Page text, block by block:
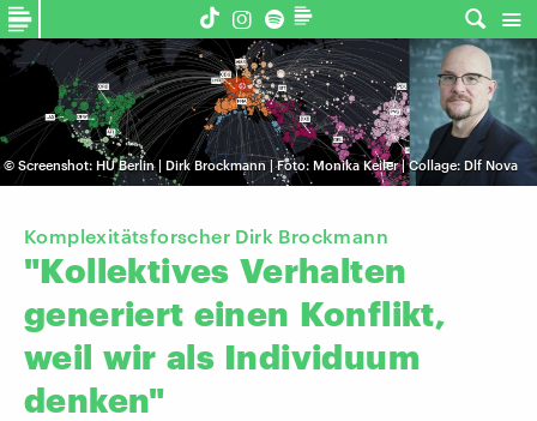
© Screenshot: HU Berlin | Dirk Brockmann | Foto: Monika Keiler | Collage: Dlf Nova
Komplexitätsforscher Dirk Brockmann
"Kollektives Verhalten
generiert einen Konflikt,
weil wir als Individuum
denken"